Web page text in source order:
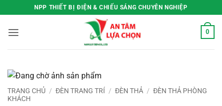
qua
nội
NPP THIẾT BỊ ĐIỆN & CHIẾU SÁNG CHUYÊN NGHIỆP
0
TRANG CHỦ / ĐÈN TRANG TRÍ / ĐÈN THẢ / ĐÈN THẢ PHÒNG
KHÁCH